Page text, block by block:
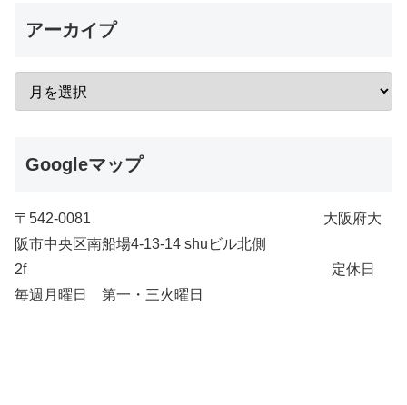
アーカイプ
Googleマップ
〒542-0081 大阪府大
阪市中央区南船場4-13-14 shuビル北側
2f 定休日
毎週月曜日 第一・三火曜日